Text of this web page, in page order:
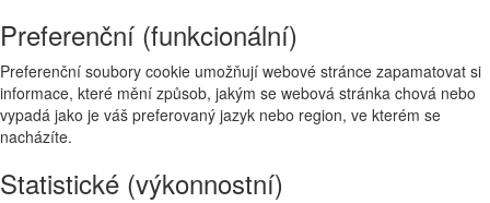
Preferenční (funkcionální)
Preferenční soubory cookie umožňují webové stránce zapamatovat si
informace, které mění způsob, jakým se webová stránka chová nebo
vypadá jako je váš preferovaný jazyk nebo region, ve kterém se
nacházíte.
Statistické (výkonnostní)